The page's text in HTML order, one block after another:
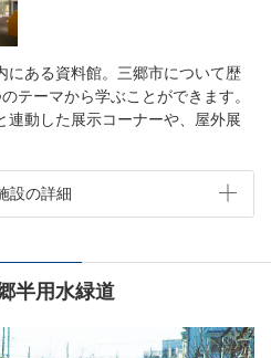
にある資料館。三郷市について歴
テーマから学ぶことができます。
連動した展示コーナーや、屋外展
設の詳細
半用水緑道